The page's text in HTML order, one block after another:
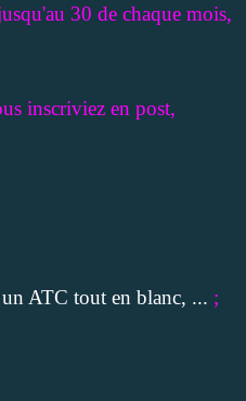
30 de chaque mois,
inscriviez en post,
ATC tout en blanc, ... ;